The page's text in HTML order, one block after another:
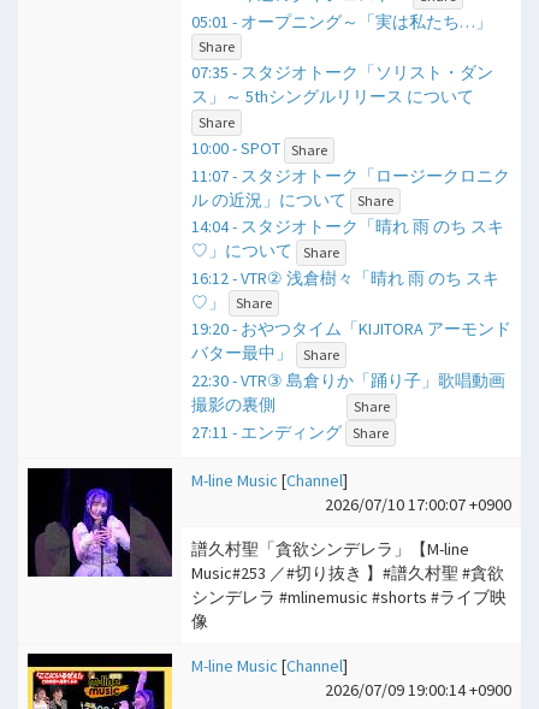
05:01 - オープニング～「実は私たち…」
Share
07:35 - スタジオトーク「ソリスト・ダン
ス」～ 5thシングルリリース について
Share
10:00 - SPOT Share
11:07 - スタジオトーク「ロージークロニク
ル の近況」について
Share
14:04 - スタジオトーク「晴れ 雨 のち スキ
♡」について
Share
16:12 - VTR② 浅倉樹々「晴れ 雨 のち スキ
♡」
Share
19:20 - おやつタイム「KIJITORA アーモンド
バター最中」
Share
22:30 - VTR③ 島倉りか「踊り子」歌唱動画
撮影の裏側
Share
27:11 - エンディング Share
M-line Music [Channel]
2026/07/10 17:00:07 +0900
譜久村聖「貪欲シンデレラ」【M-line
Music#253 ／#切り抜き 】#譜久村聖 #貪欲
シンデレラ #mlinemusic #shorts #ライブ映
像
M-line Music [Channel]
2026/07/09 19:00:14 +0900